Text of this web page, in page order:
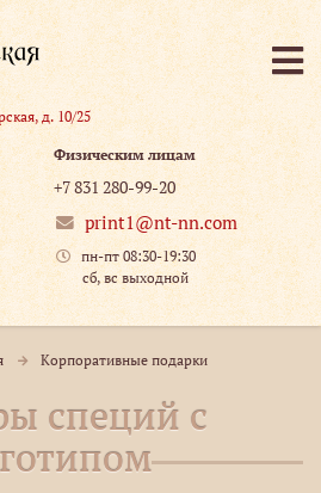
д. 10/25
Физическим лицам
+7 831 280-99-20
print1@nt-nn.com
пн-пт 08:30-19:30
сб, вс выходной
Корпоративные подарки
специй с